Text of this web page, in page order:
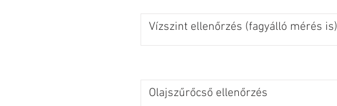
Vízszint ellenőrzés (fagyálló mérés is)
Olajszűrőcső ellenőrzés